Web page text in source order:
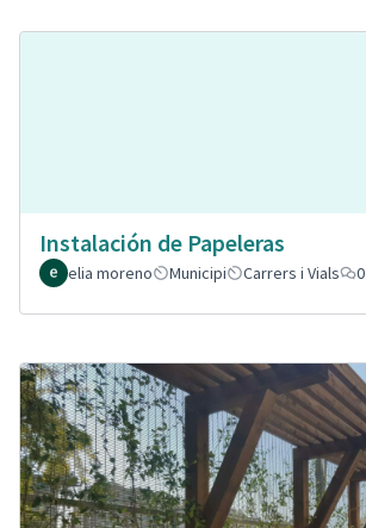
Instalación de Papeleras
elia moreno
Municipi Carrers i Vials 0